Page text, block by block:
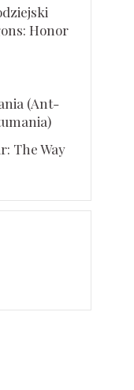
Honor
(Ant-
The Way